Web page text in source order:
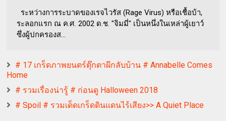
ระหว่างการระบาดของเรจไวรัส (Rage Virus) หรือเชื้อบ้า,
ระลอกแรก ณ ค.ศ. 2002 ด.ช. "จิมมี่" เป็นหนึ่งในเหล่าผู้เยาว์
ซึ่งผู้ปกครองส...
# 17 เกร็ดภาพยนตร์ตุ๊กตาผีกลับบ้าน # Annabelle Comes
Home
# รวมเรื่องน่ารู้ # ก่อนดู Halloween 2018
# Spoil # รวมเด็ดเกร็ดดินแดนไร้เสียง>> A Quiet Place